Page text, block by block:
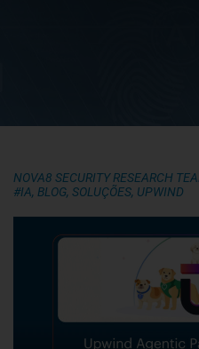
NOVA8 SECURITY RESEARCH
#IA, BLOG, SOLUÇÕES, UPWIND